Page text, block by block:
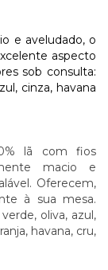
e aveludado, o
aspecto
sob consulta:
cinza, havana
lã com fios
macio e
Oferecem,
à sua mesa.
oliva, azul,
havana, cru,